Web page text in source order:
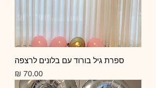
ספרת גיל בורוד עם בלונים לרצפה
מחיר